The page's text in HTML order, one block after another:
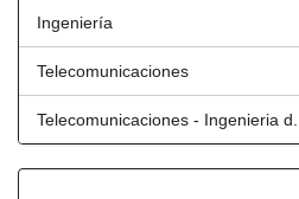
Ingeniería
Telecomunicaciones
Telecomunicaciones - Ingenieria d...